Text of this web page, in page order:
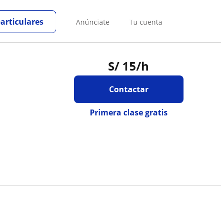
Anúnciate Tu cuenta
S/ 15/h
Contactar
Primera clase gratis